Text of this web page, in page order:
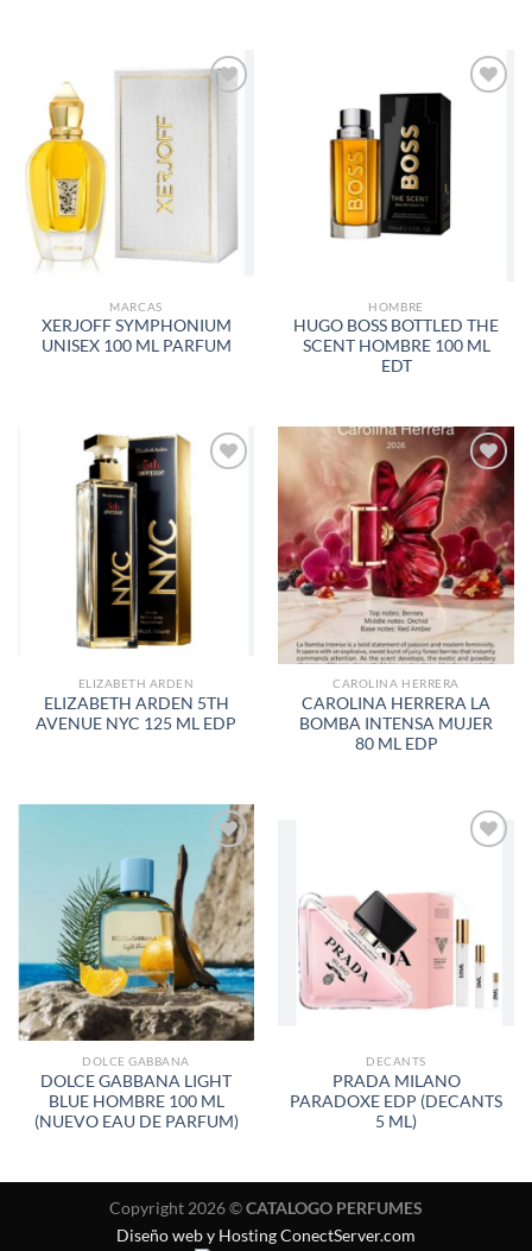
MARCAS
XERJOFF SYMPHONIUM
UNISEX 100 ML PARFUM
DESEOS
HOMBRE
HUGO BOSS BOTTLED THE
SCENT HOMBRE 100 ML
EDT
AÑADIR
DESEOS
ELIZABETH ARDEN
ELIZABETH ARDEN 5TH
AVENUE NYC 125 ML EDP
AÑADIR
A LA
LISTA
DE
DESEOS
CAROLINA HERRERA
CAROLINA HERRERA LA
BOMBA INTENSA MUJER
80 ML EDP
AÑADIR
A LA
LISTA
DE
DESEOS
DOLCE GABBANA
DOLCE GABBANA LIGHT
BLUE HOMBRE 100 ML
(NUEVO EAU DE PARFUM)
LISTA
DESEOS
DECANTS
PRADA MILANO
PARADOXE EDP (DECANTS
5 ML)
Copyright 2026 ©CATALOGO PERFUMES
Diseño web y Hosting ConectServer.com